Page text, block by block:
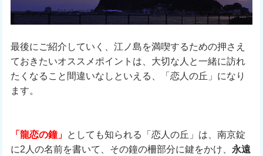
最後にご紹介していく、江ノ島を満喫するための押さえ
ておきたいオススメポイントは、大切な人と一緒に訪れ
たくなること間違いなしといえる、「恋人の丘」になり
ます。
「龍恋の鐘」
としても知られる「恋人の丘」は、南京錠
に2人の名前を書いて、その鐘の柵部分に鍵をかけ、 永遠